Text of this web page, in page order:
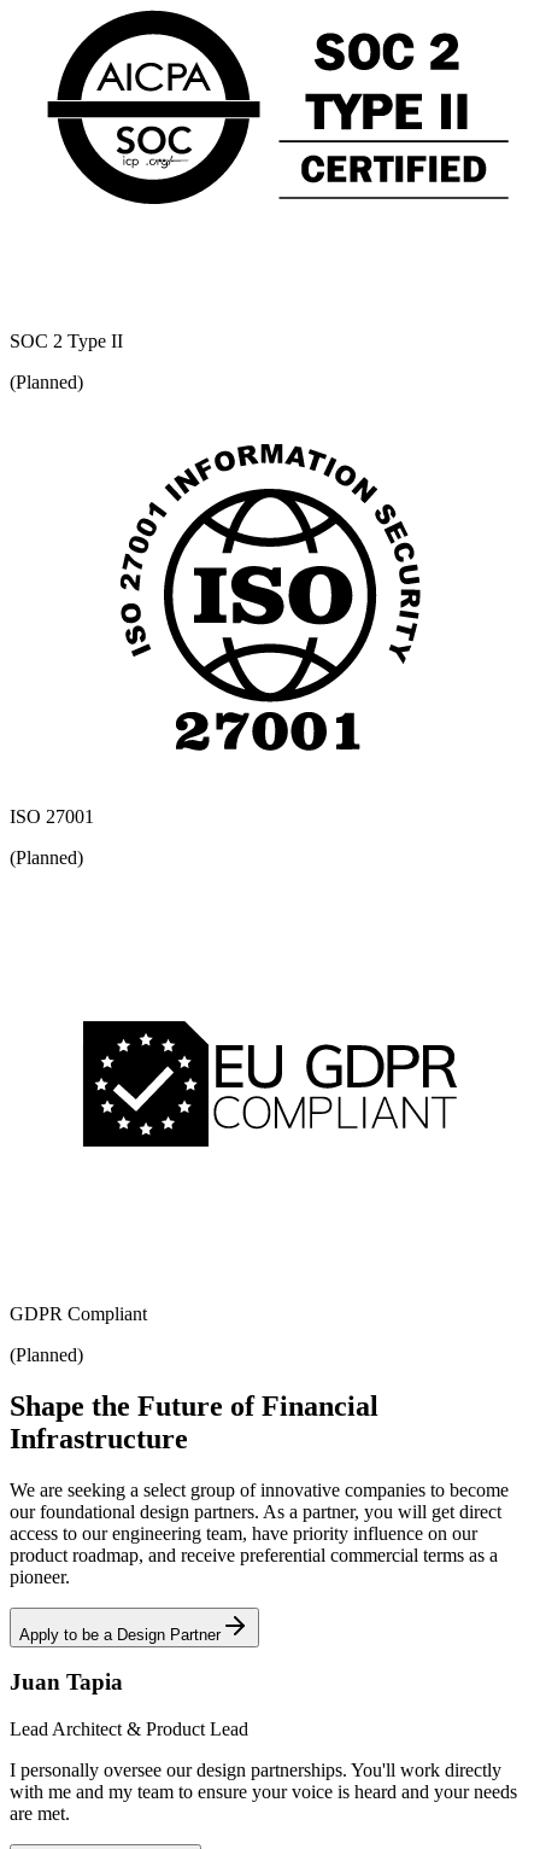
SOC 2 Type II
(Planned)
ISO 27001
(Planned)
GDPR Compliant
(Planned)
Shape the Future of Financial
Infrastructure
We are seeking a select group of innovative companies to become
our foundational design partners. As a partner, you will get direct
access to our engineering team, have priority influence on our
product roadmap, and receive preferential commercial terms as a
pioneer.
Apply to be a Design Partner
Juan Tapia
Lead Architect & Product Lead
I personally oversee our design partnerships. You'll work directly
with me and my team to ensure your voice is heard and your needs
are met.